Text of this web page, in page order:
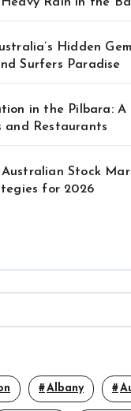
Hidden
Surfers Paradise
in the Pilbara: A
and Restaurants
Stock
for 2026
Albany